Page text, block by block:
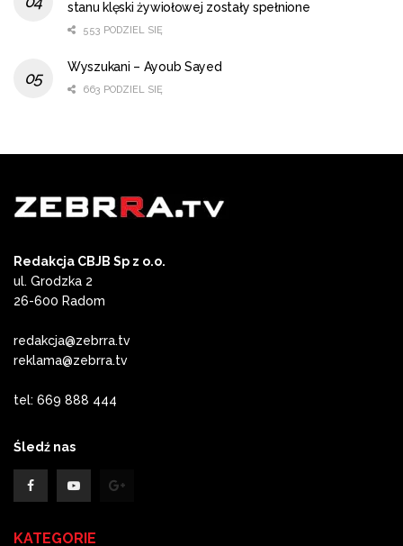
stanu klęski żywiołowej zostały spełnione
553 PODZIEL SIĘ
Wyszukani – Ayoub Sayed
663 PODZIEL SIĘ
Redakcja CBJB Sp z o.o.
ul. Grodzka 2
26-600 Radom
redakcja@zebrra.tv
reklama@zebrra.tv
tel: 669 888 444
Śledź nas
KATEGORIE